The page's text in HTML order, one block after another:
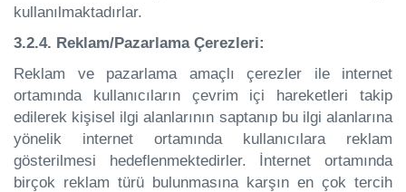
kullanılmaktadırlar.
3.2.4. Reklam/Pazarlama Çerezleri:
Reklam ve pazarlama amaçlı çerezler ile internet
ortamında kullanıcıların çevrim içi hareketleri takip
edilerek kişisel ilgi alanlarının saptanıp bu ilgi alanlarına
yönelik internet ortamında kullanıcılara reklam
gösterilmesi hedeflenmektedirler. İnternet ortamında
birçok reklam türü bulunmasına karşın en çok tercih